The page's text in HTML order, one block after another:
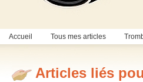
Accueil Tous mes articles
Articles liés